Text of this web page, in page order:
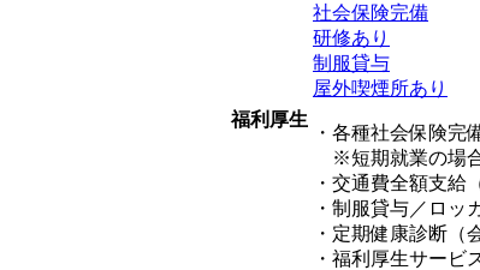
福利厚生
社会保険完備
研修あり
制服貸与
屋外喫煙所あり
・各種社会保険完
※短期就業の場合
・交通費全額支給
・制服貸与／ロッ
・定期健康診断（
・福利厚生サービ